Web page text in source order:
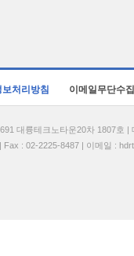
처리방침 이메일무단수
대륭테크노타운20차 1807
Fax : 02-2225-8487 | 이메일 :